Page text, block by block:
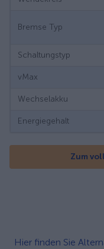
Bremse Typ
Schaltungstyp
vMax
Wechselakku
Energiegehalt
Zum
Hier finden Sie